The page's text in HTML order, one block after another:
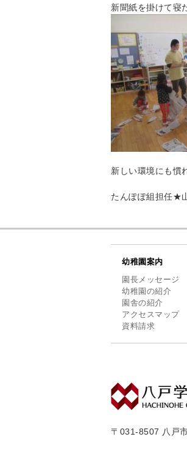
新聞紙を掛けて寝
新しい環境にも慣
たんぽぽ組担任★
幼稚園案内
園長メッセージ
幼稚園の紹介
園舎の紹介
アクセスマップ
資料請求
〒031-8507 八戸